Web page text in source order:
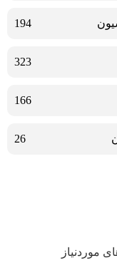
194
323
166
26
موردنیاز